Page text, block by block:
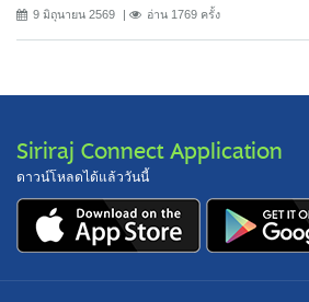
9 มิถุนายน 2569 อ่าน 1769 ครั้ง
Siriraj Connect Application
ดาวน์โหลดได้แล้ววันนี้